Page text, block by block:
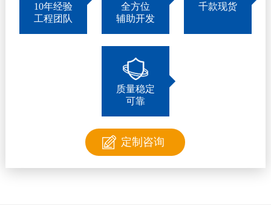
10年经验
工程团队
全方位
辅助开发
千款现货
质量稳定
可靠
定制咨询